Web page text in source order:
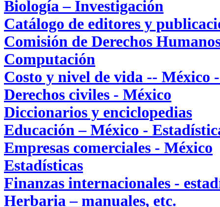
Biología – Investigación
Catálogo de editores y
Comisión de Derechos
Computación
Costo y nivel de vida -- México
Derechos civiles - México
Diccionarios y enciclopedias
Educación – México -
Empresas comerciales - México
Estadísticas
Finanzas internacionales -
Herbaria – manuales, etc.